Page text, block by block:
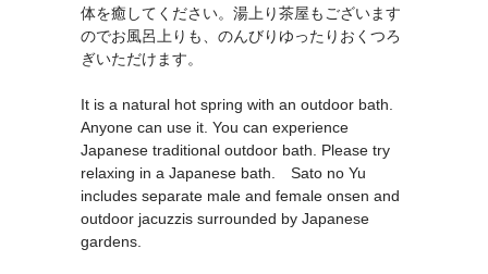
体を癒してください。湯上り茶屋もございます
のでお風呂上りも、のんびりゆったりおくつろ
ぎいただけます。
It is a natural hot spring with an outdoor bath.
Anyone can use it. You can experience
Japanese traditional outdoor bath. Please try
relaxing in a Japanese bath. Sato no Yu
includes separate male and female onsen and
outdoor jacuzzis surrounded by Japanese
gardens.